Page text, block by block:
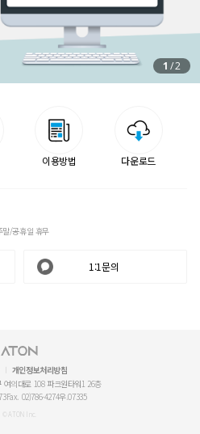
1 /2
이용방법 다운로드
말/공휴일 휴무
1:1문의
개인정보처리방침
여의대로 108 파크원타워1 26층
Fax. 02)786-4274우.07335
© ATON Inc.